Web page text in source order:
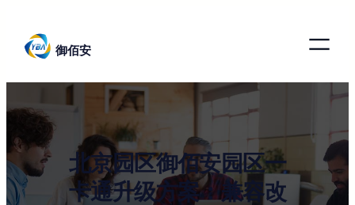
御佰安
北京园区御佰安园区一
卡通升级方案：兼容改